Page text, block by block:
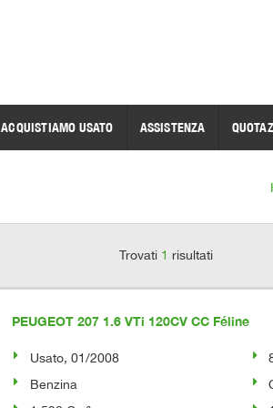
ACQUISTIAMO USATO ASSISTENZA
Trovati 1 risultati
PEUGEOT 207 1.6 VTi 120CV CC Féline
Usato, 01/2008
Benzina